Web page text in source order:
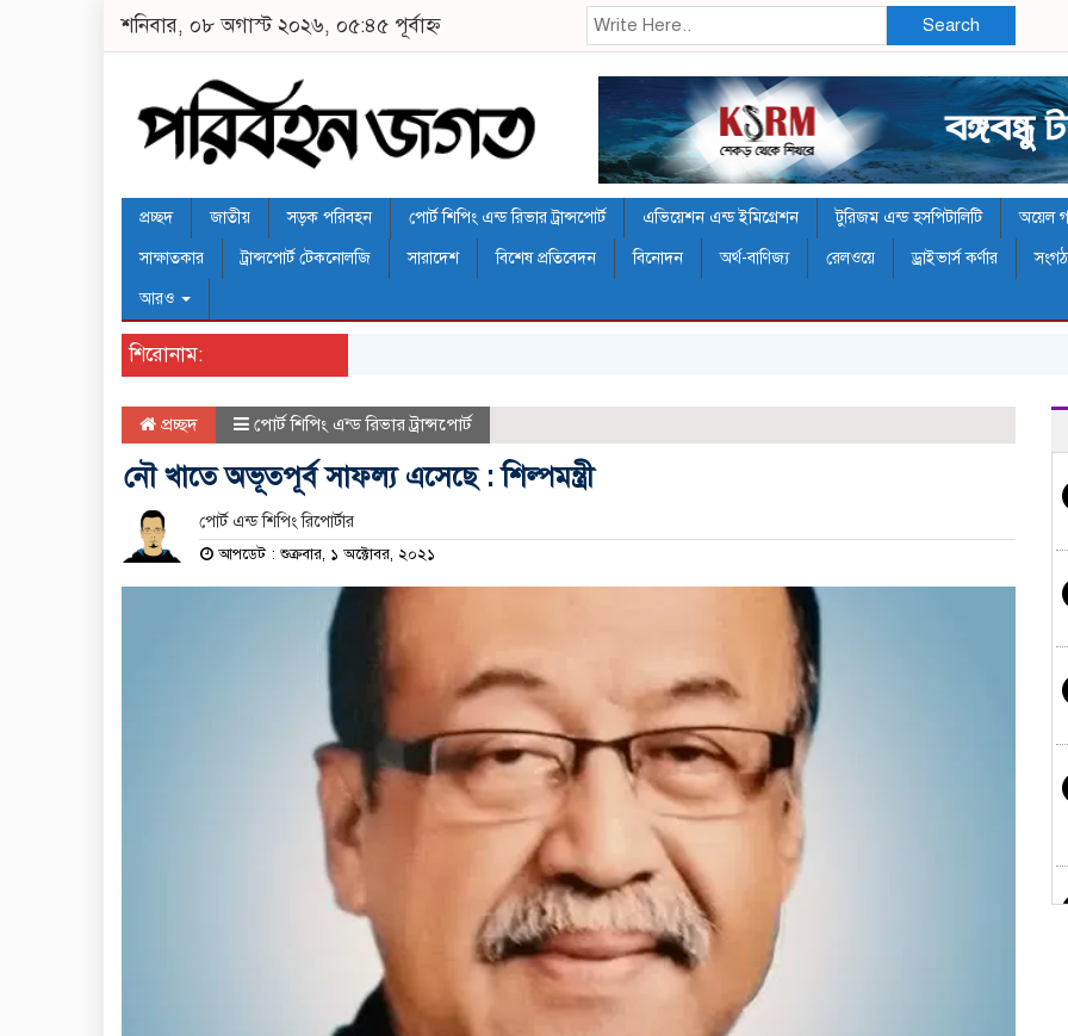
শনিবার, ০৮ অগাস্ট ২০২৬, ০৫:৪৫ পূর্বাহ্ন Search
প্রচ্ছদ জাতীয় সড়ক পরিবহন পোর্ট শিপিং এন্ড রিভার ট্রান্সপোর্ট এভিয়েশন এন্ড ইমিগ্রেশন টুরিজম এন্ড হসপিটালিটি অয়েল
সাক্ষাতকার
ট্রান্সপোর্ট টেকনোলজি সারাদেশ বিশেষ প্রতিবেদন বিনোদন অর্থ-বাণিজ্য রেলওয়ে ড্রাইভার্স কর্ণার
আরও
শিরোনাম:
প্রচ্ছদ পোর্ট শিপিং এন্ড রিভার ট্রান্সপোর্ট
নৌ খাতে অভূতপূর্ব সাফল্য এসেছে : শিল্পমন্ত্রী
পোর্ট এন্ড শিপিং রিপোর্টার
আপডেট : শুক্রবার, ১ অক্টোবর, ২০২১